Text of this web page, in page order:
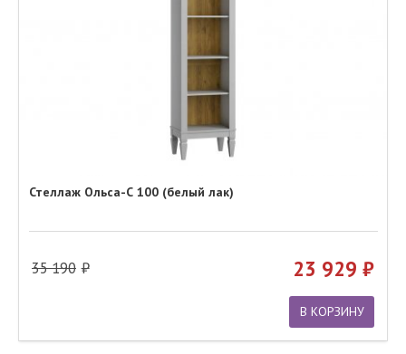
Стеллаж Ольса-С 100 (белый лак)
35 190 23 929
В КОРЗИНУ